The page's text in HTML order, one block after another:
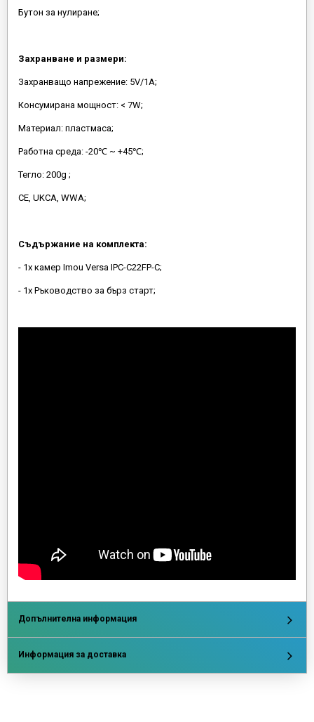
Бутон за нулиране;
Захранване и размери:
Захранващо напрежение: 5V/1A;
Консумирана мощност: < 7W;
Материал: пластмаса;
Работна среда: -20℃ ~ +45℃;
Тегло: 200g ;
CE, UKCA, WWA;
Съдържание на комплекта:
- 1x камер Imou Versa IPC-C22FP-C;
- 1x Ръководство за бърз старт;
Допълнителна информация
Информация за доставка